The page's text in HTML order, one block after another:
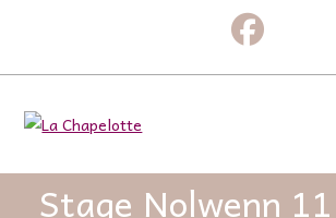
Stage Nolwenn